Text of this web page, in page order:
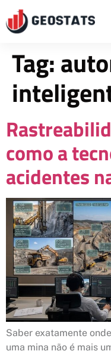
Tag:
como a
acidentes
Saber exatamente
uma mina não é mais